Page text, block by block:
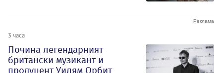
3 часа
Почина легендарният
британски музикант и
продуцент Уилям Орбит